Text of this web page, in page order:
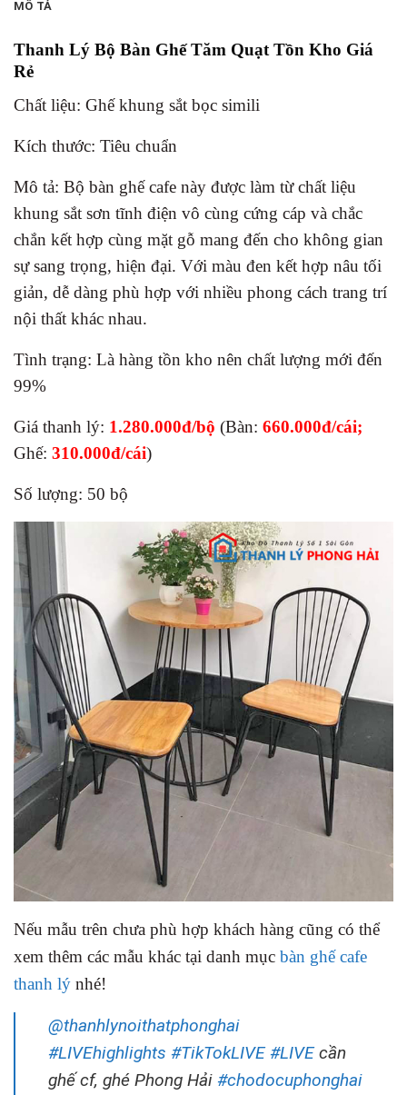
MÔ TẢ
Thanh Lý Bộ Bàn Ghế Tăm Quạt Tồn Kho Giá
Rẻ
Chất liệu: Ghế khung sắt bọc simili
Kích thước: Tiêu chuẩn
Mô tả: Bộ bàn ghế cafe này được làm từ chất liệu
khung sắt sơn tĩnh điện vô cùng cứng cáp và chắc
chắn kết hợp cùng mặt gỗ mang đến cho không gian
sự sang trọng, hiện đại. Với màu đen kết hợp nâu tối
giản, dễ dàng phù hợp với nhiều phong cách trang trí
nội thất khác nhau.
Tình trạng: Là hàng tồn kho nên chất lượng mới đến
99%
Giá thanh lý: 1.280.000đ/bộ (Bàn: 660.000đ/cái;
Ghế: 310.000đ/cái)
Số lượng: 50 bộ
Nếu mẫu trên chưa phù hợp khách hàng cũng có thể
xem thêm các mẫu khác tại danh mục bàn ghế cafe
thanh lý nhé!
@thanhlynoithatphonghai
#LIVEhighlights #TikTokLIVE #LIVEcần
ghế cf, ghé Phong Hải #chodocuphonghai